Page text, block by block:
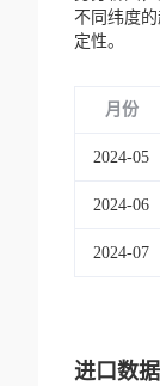
不同纬度
定性。
月份
2024-05
2024-06
2024-07
进口数据